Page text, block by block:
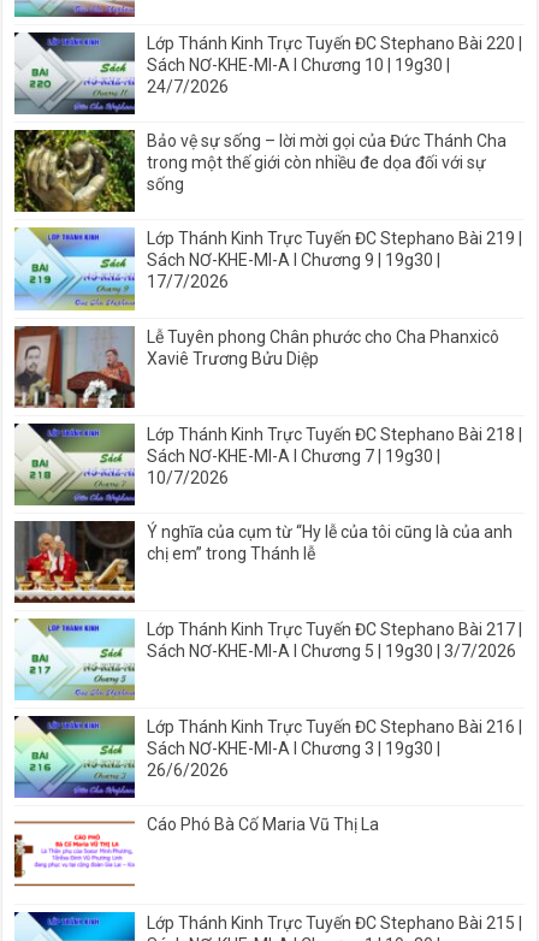
Lớp Thánh Kinh Trực Tuyến ĐC Stephano Bài 220 |
Sách NƠ-KHE-MI-A I Chương 10 | 19g30 |
24/7/2026
Bảo vệ sự sống – lời mời gọi của Đức Thánh Cha
trong một thế giới còn nhiều đe dọa đối với sự
sống
Lớp Thánh Kinh Trực Tuyến ĐC Stephano Bài 219 |
Sách NƠ-KHE-MI-A I Chương 9 | 19g30 |
17/7/2026
Lễ Tuyên phong Chân phước cho Cha Phanxicô
Xaviê Trương Bửu Diệp
Lớp Thánh Kinh Trực Tuyến ĐC Stephano Bài 218 |
Sách NƠ-KHE-MI-A I Chương 7 | 19g30 |
10/7/2026
Ý nghĩa của cụm từ “Hy lễ của tôi cũng là của anh
chị em” trong Thánh lễ
Lớp Thánh Kinh Trực Tuyến ĐC Stephano Bài 217 |
Sách NƠ-KHE-MI-A I Chương 5 | 19g30 | 3/7/2026
Lớp Thánh Kinh Trực Tuyến ĐC Stephano Bài 216 |
Sách NƠ-KHE-MI-A I Chương 3 | 19g30 |
26/6/2026
Cáo Phó Bà Cố Maria Vũ Thị La
Lớp Thánh Kinh Trực Tuyến ĐC Stephano Bài 215 |